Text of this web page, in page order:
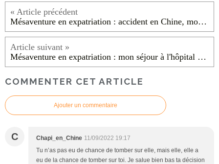
Mésaventure en expatriation : accident en Chine, mon arrivée aux urgences (partie 2)
Mésaventure en expatriation : mon séjour à l'hôpital en Chine (partie 4)
COMMENTER CET ARTICLE
Ajouter un commentaire
C Chapi_en_Chine 11/09/2022 19:17
Tu n’as pas eu de chance de tomber sur elle, mais elle, elle a
eu de la chance de tomber sur toi. Je salue bien bas ta décision